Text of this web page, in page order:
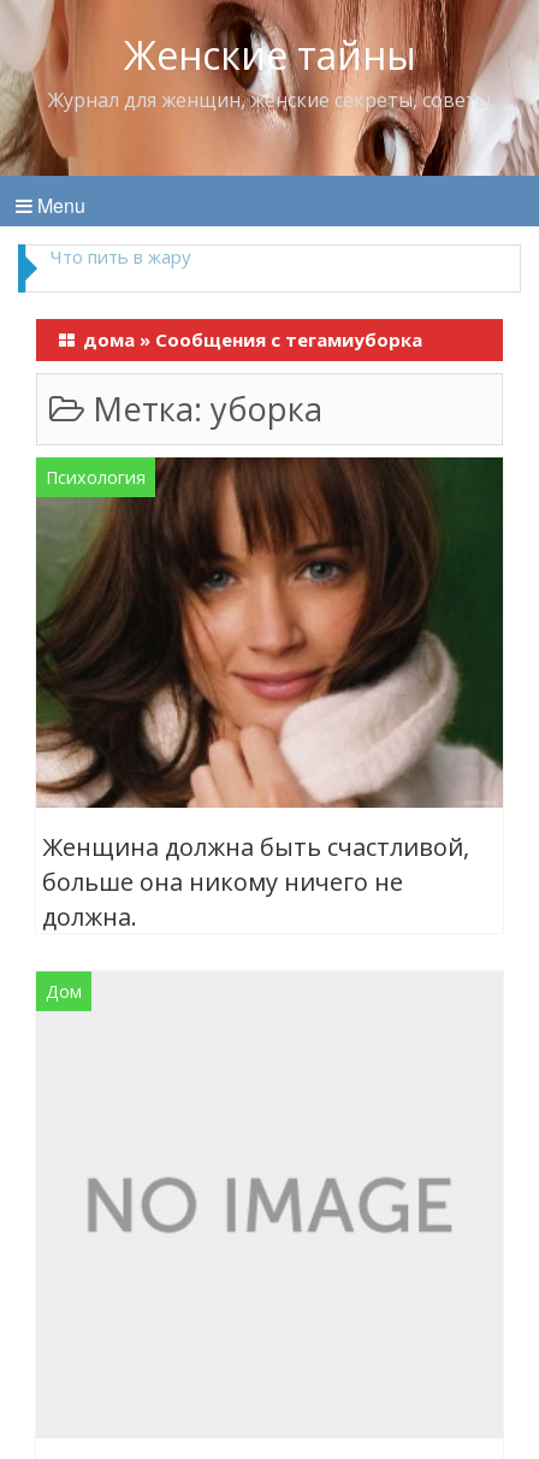
Женские тайны
Журнал для женщин, женские секреты, советы
Menu
Что пить в жару
дома » Сообщения с тегамиуборка
Метка: уборка
Психология
Женщина должна быть счастливой,
больше она никому ничего не
должна.
Дом